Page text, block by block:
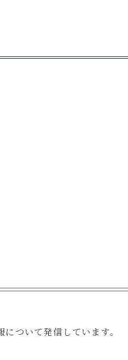
ついて発信しています。